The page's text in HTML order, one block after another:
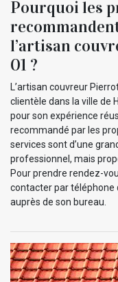
Pourquoi les
l’artisan
01 ?
L’artisan couvreur
clientèle dans la ville de
pour son expérience
recommandé par les
services sont d’une
professionnel, mais
Pour prendre rendez-
contacter par téléphone
auprès de son bureau.